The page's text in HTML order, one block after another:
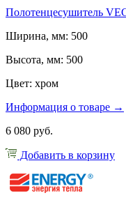
Полотенцесушитель
Ширина, мм: 500
Высота, мм: 500
Цвет: хром
Информация о товаре →
6 080 руб.
Добавить в корзину